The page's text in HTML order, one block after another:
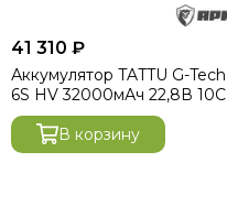
41 310 ₽
Аккумулятор TATTU G-Tech
6S HV 32000мАч 22,8В 10C
В корзину